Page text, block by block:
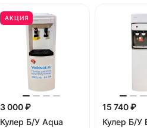
АКЦИЯ
3 000 ₽
Кулер Б/У Aqua
15 740 ₽
Кулер Б/У